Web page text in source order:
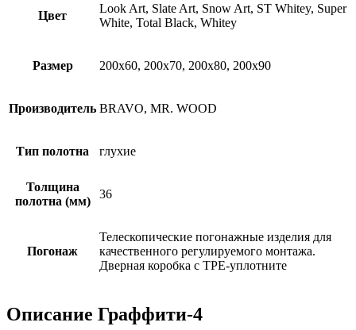
Цвет
Look Art, Slate Art, Snow Art, ST Whitey, Super
White, Total Black, Whitey
Размер 200х60, 200х70, 200х80, 200х90
Производитель BRAVO, MR. WOOD
Тип полотна глухие
Толщина
полотна (мм)
36
Погонаж
Телескопические погонажные изделия для
качественного регулируемого монтажа.
Дверная коробка с TPE-уплотните
Описание Граффити-4